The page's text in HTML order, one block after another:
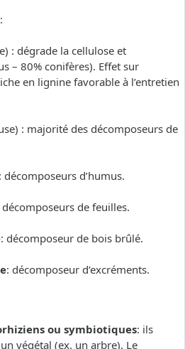
:
: dégrade la cellulose et
– 80% conifères). Effet sur
en lignine favorable à l’entretien
: majorité des décomposeurs de
: décomposeurs d’humus.
décomposeurs de feuilles.
: décomposeur de bois brûlé.
: décomposeur d’excréments.
ou symbiotiques: ils
végétal (ex. un arbre). Le